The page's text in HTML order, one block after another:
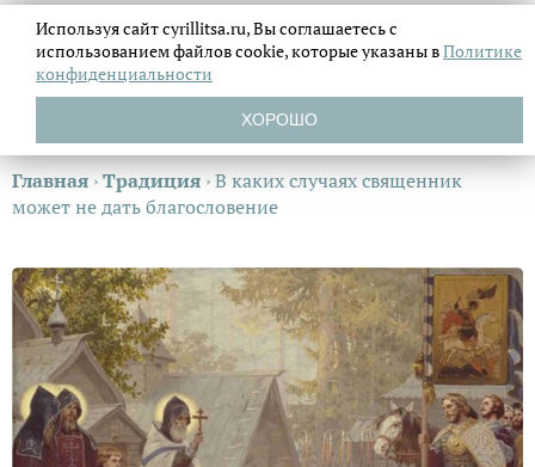
Главная ›Традиция ›В каких случаях священник
может не дать благословение
Используя сайт cyrillitsa.ru, Вы соглашаетесь с
использованием файловcookie, которые указаны вПолитике
конфиденциальности
ХОРОШО